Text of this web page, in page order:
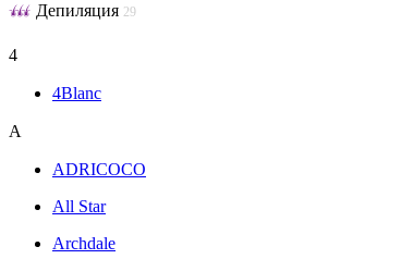
Депиляция 29
4
4Blanc
A
ADRICOCO
All Star
Archdale